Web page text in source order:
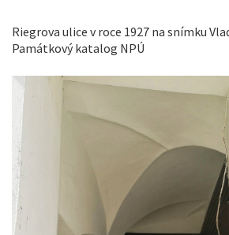
Riegrova ulice v roce 1927 na snímku
Památkový katalog NPÚ